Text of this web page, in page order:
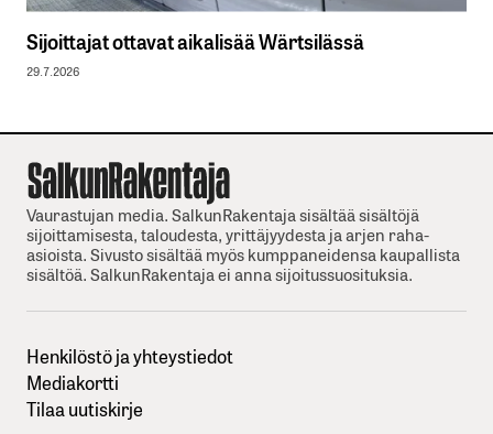
Sijoittajat ottavat aikalisää Wärtsilässä
29.7.2026
Vaurastujan media. SalkunRakentaja sisältää sisältöjä
sijoittamisesta, taloudesta, yrittäjyydesta ja arjen raha-
asioista. Sivusto sisältää myös kumppaneidensa kaupallista
sisältöä. SalkunRakentaja ei anna sijoitussuosituksia.
Henkilöstö ja yhteystiedot
Mediakortti
Tilaa uutiskirje